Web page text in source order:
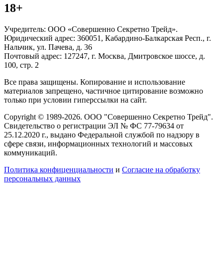
18+
Учредитель: ООО «Совершенно Секретно Трейд».
Юридический адрес: 360051, Кабардино-Балкарская Респ., г.
Нальчик, ул. Пачева, д. 36
Почтовый адрес: 127247, г. Москва, Дмитровское шоссе, д.
100, стр. 2
Все права защищены. Копирование и использование
материалов запрещено, частичное цитирование возможно
только при условии гиперссылки на сайт.
Copyright © 1989-2026. ООО "Совершенно Секретно Трейд".
Свидетельство о регистрации ЭЛ № ФС 77-79634 от
25.12.2020 г., выдано Федеральной службой по надзору в
сфере связи, информационных технологий и массовых
коммуникаций.
Политика конфиценциальности и Согласие на обработку
персональных данных